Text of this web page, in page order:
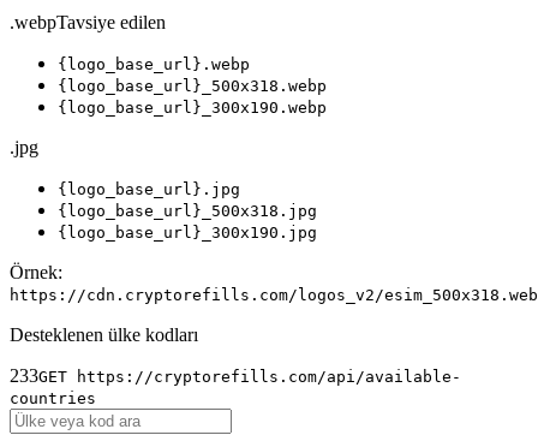
.webpTavsiye edilen
{logo_base_url} .webp
{logo_base_url} _500x318.webp
{logo_base_url} _300x190.webp
.jpg
{logo_base_url} .jpg
{logo_base_url} _500x318.jpg
{logo_base_url} _300x190.jpg
Örnek:
https://cdn.cryptorefills.com/logos_v2/
Desteklenen ülke kodları
233GET https://cryptorefills.com/api/available-
countries